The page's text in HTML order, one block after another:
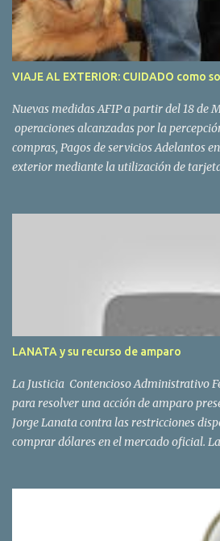
VIAJE AL EXTERIOR: CUIDADO como
Nuevas medidas AFIP a partir del 18 de
operaciones alcanzadas por la
compras, Pagos de servicios Adelantos
exterior mediante la utilización de
oficial. El “dólar turista”, que es el que
compras en el extranjero pasará a valer $
la cotización del dólar blue. La AFIP
a los bancos sobre los movimientos de sus
LANATA y su recurso de amparo
La Justicia Contencioso Administrativo
para resolver una acción de amparo
Jorge Lanata contra las restricciones
comprar dólares en el mercado oficial.
hará lugar o no al pedido del periodista
comprar moneda extranjera en el